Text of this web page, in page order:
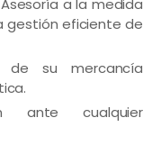
gestión eficiente de
de su mercancía
ante cualquier